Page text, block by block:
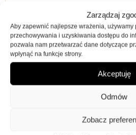
Zarządzaj
Aby zapewnić najlepsze wrażenia, używamy
przechowywania i uzyskiwania dostępu do
pozwala nam przetwarzać dane dotyczące
wpłynąć na funkcje strony.
Akceptuję
Odmów
Zobacz
szary
model
Informacje dodatkowe